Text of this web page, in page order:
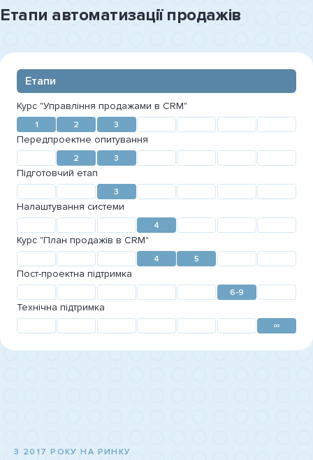
Етапи автоматизації продажів
Етапи
Курс "Управління продажами в CRM"
1 2 3
Передпроектне опитування
2 3
Підготовчий етап
3
Налаштування системи
4
Курс "План продажів в CRM"
4 5
Пост-проектна підтримка
6-9
Технічна підтримка
∞
З 2017 РОКУ НА РИНКУ